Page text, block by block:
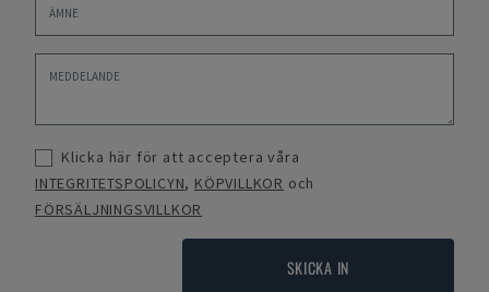
Klicka här för att acceptera våra
INTEGRITETSPOLICYN, KÖPVILLKOR och
FÖRSÄLJNINGSVILLKOR
SKICKA IN